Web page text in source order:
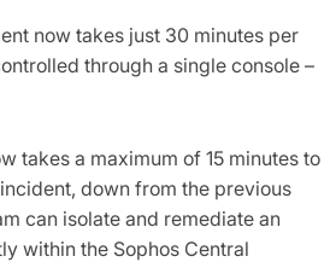
now takes just 30 minutes per
through a single console –
takes a maximum of 15 minutes to
down from the previous
can isolate and remediate an
within the Sophos Central